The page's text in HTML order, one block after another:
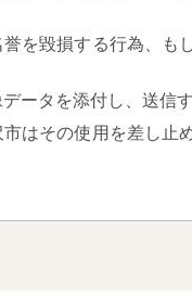
を毀損する行為、も
ータを添付し、送信す
はその使用を差し止